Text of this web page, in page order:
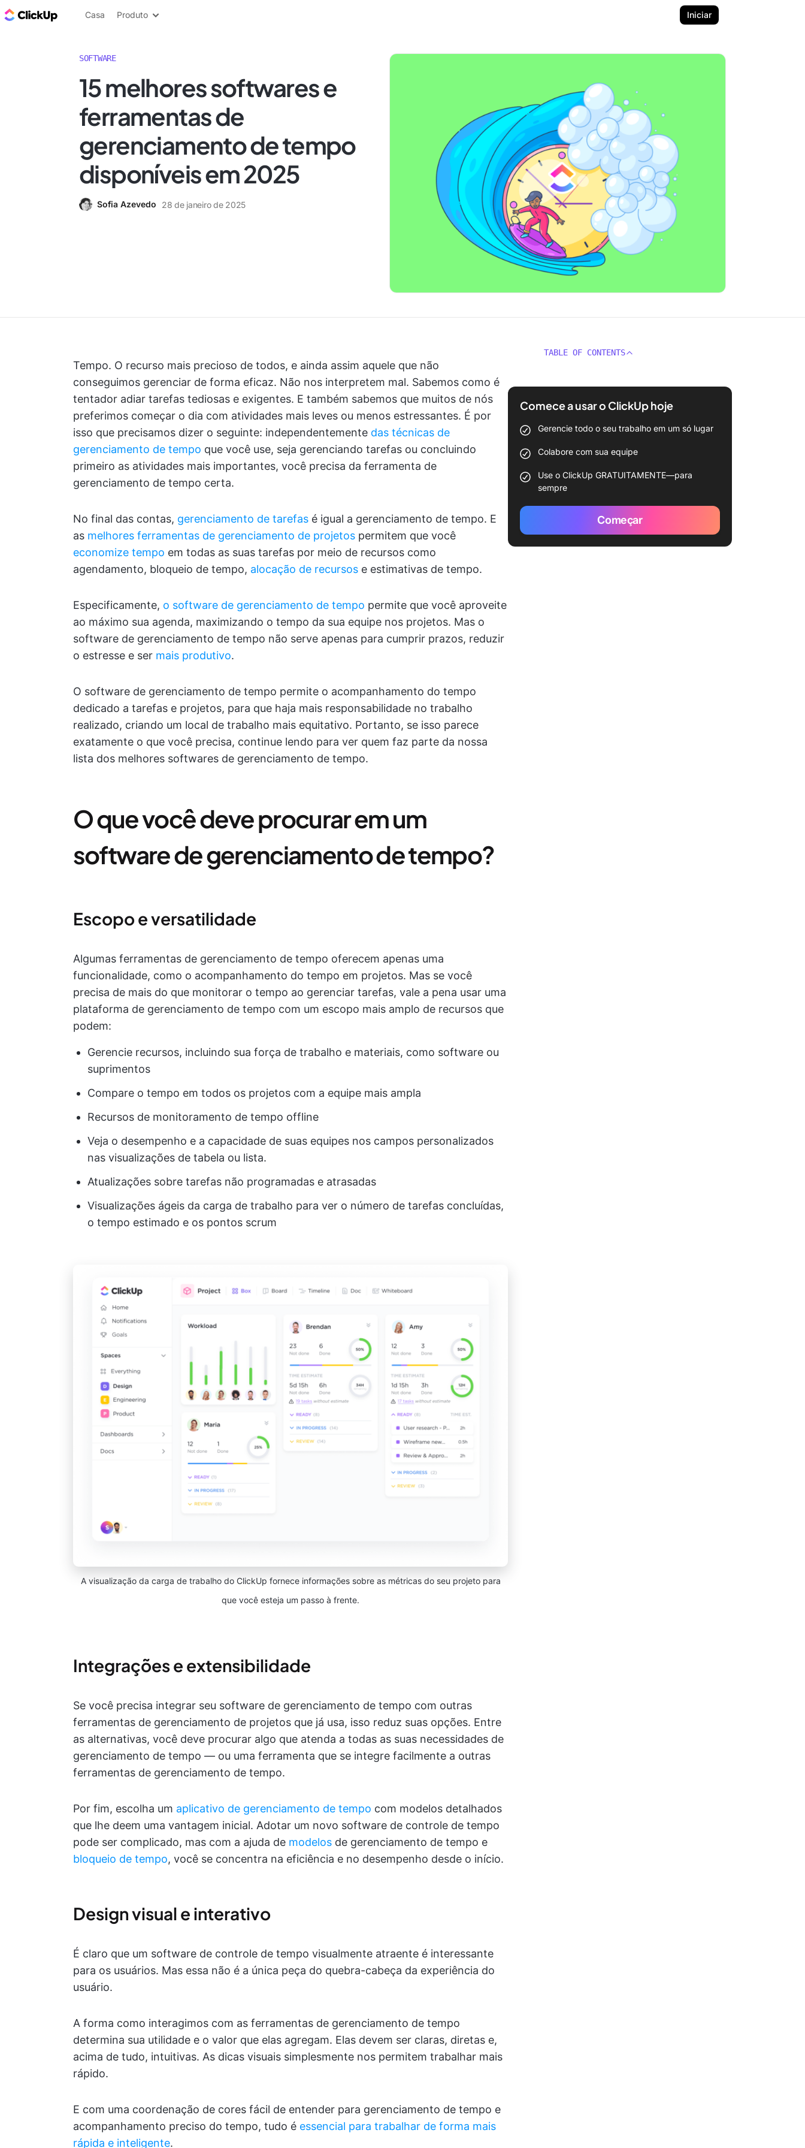
ClickUp Blogue
Casa Produto Iniciar
SOFTWARE
15 melhores softwares e
ferramentas de
gerenciamento de tempo
disponíveis em 2025
Sofia Azevedo 28 de janeiro de 2025
Tempo. O recurso mais precioso de todos, e ainda assim aquele que não
conseguimos gerenciar de forma eficaz. Não nos interpretem mal. Sabemos como é
tentador adiar tarefas tediosas e exigentes. E também sabemos que muitos de nós
preferimos começar o dia com atividades mais leves ou menos estressantes. É por
isso que precisamos dizer o seguinte: independentemente das técnicas de
gerenciamento de tempo que você use, seja gerenciando tarefas ou concluindo
primeiro as atividades mais importantes, você precisa da ferramenta de
gerenciamento de tempo certa.
No final das contas, gerenciamento de tarefas é igual a gerenciamento de tempo. E
as melhores ferramentas de gerenciamento de projetos permitem que você
economize tempo em todas as suas tarefas por meio de recursos como
agendamento, bloqueio de tempo, alocação de recursos e estimativas de tempo.
Especificamente, o software de gerenciamento de tempo permite que você aproveite
ao máximo sua agenda, maximizando o tempo da sua equipe nos projetos. Mas o
software de gerenciamento de tempo não serve apenas para cumprir prazos, reduzir
o estresse e ser mais produtivo.
O software de gerenciamento de tempo permite o acompanhamento do tempo
dedicado a tarefas e projetos, para que haja mais responsabilidade no trabalho
realizado, criando um local de trabalho mais equitativo. Portanto, se isso parece
exatamente o que você precisa, continue lendo para ver quem faz parte da nossa
lista dos melhores softwares de gerenciamento de tempo.
O que você deve procurar em um
software de gerenciamento de tempo?
Escopo e versatilidade
Algumas ferramentas de gerenciamento de tempo oferecem apenas uma
funcionalidade, como o acompanhamento do tempo em projetos. Mas se você
precisa de mais do que monitorar o tempo ao gerenciar tarefas, vale a pena usar uma
plataforma de gerenciamento de tempo com um escopo mais amplo de recursos que
podem:
Gerencie recursos, incluindo sua força de trabalho e materiais, como software ou
suprimentos
Compare o tempo em todos os projetos com a equipe mais ampla
Recursos de monitoramento de tempo offline
Veja o desempenho e a capacidade de suas equipes nos campos personalizados
nas visualizações de tabela ou lista.
Atualizações sobre tarefas não programadas e atrasadas
Visualizações ágeis da carga de trabalho para ver o número de tarefas concluídas,
o tempo estimado e os pontos scrum
A visualização da carga de trabalho do ClickUp fornece informações sobre as métricas do seu projeto para
que você esteja um passo à frente.
Integrações e extensibilidade
Se você precisa integrar seu software de gerenciamento de tempo com outras
ferramentas de gerenciamento de projetos que já usa, isso reduz suas opções. Entre
as alternativas, você deve procurar algo que atenda a todas as suas necessidades de
gerenciamento de tempo — ou uma ferramenta que se integre facilmente a outras
ferramentas de gerenciamento de tempo.
Por fim, escolha um aplicativo de gerenciamento de tempo com modelos detalhados
que lhe deem uma vantagem inicial. Adotar um novo software de controle de tempo
pode ser complicado, mas com a ajuda de modelos de gerenciamento de tempo e
bloqueio de tempo, você se concentra na eficiência e no desempenho desde o início.
Design visual e interativo
É claro que um software de controle de tempo visualmente atraente é interessante
para os usuários. Mas essa não é a única peça do quebra-cabeça da experiência do
usuário.
A forma como interagimos com as ferramentas de gerenciamento de tempo
determina sua utilidade e o valor que elas agregam. Elas devem ser claras, diretas e,
acima de tudo, intuitivas. As dicas visuais simplesmente nos permitem trabalhar mais
rápido.
E com uma coordenação de cores fácil de entender para gerenciamento de tempo e
acompanhamento preciso do tempo, tudo é essencial para trabalhar de forma mais
rápida e inteligente.
TABLE OF CONTENTS
Comece a usar o ClickUp hoje
Gerencie todo o seu trabalho em um só lugar
Colabore com sua equipe
Use o ClickUp GRATUITAMENTE—para
sempre
Começar